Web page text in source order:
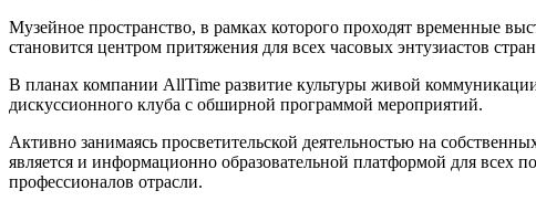
Музейное пространство, в рамках которого проходят временные
становится центром притяжения для всех часовых энтузиастов
В планах компании AllTime развитие культуры живой
дискуссионного клуба с обширной программой мероприятий.
Активно занимаясь просветительской деятельностью на
является и информационно образовательной платформой для
профессионалов отрасли.